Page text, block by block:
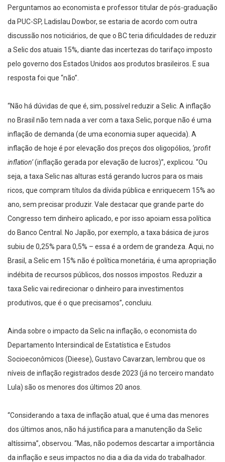
Perguntamos ao economista e professor titular de pós-graduação
da PUC-SP, Ladislau Dowbor, se estaria de acordo com outra
discussão nos noticiários, de que o BC teria dificuldades de reduzir
a Selic dos atuais 15%, diante das incertezas do tarifaço imposto
pelo governo dos Estados Unidos aos produtos brasileiros. E sua
resposta foi que “não”.
“Não há dúvidas de que é, sim, possível reduzir a Selic. A inflação
no Brasil não tem nada a ver com a taxa Selic, porque não é uma
inflação de demanda (de uma economia super aquecida). A
inflação de hoje é por elevação dos preços dos oligopólios, ‘profit
inflation’(inflação gerada por elevação de lucros)”, explicou. “Ou
seja, a taxa Selic nas alturas está gerando lucros para os mais
ricos, que compram títulos da dívida pública e enriquecem 15% ao
ano, sem precisar produzir. Vale destacar que grande parte do
Congresso tem dinheiro aplicado, e por isso apoiam essa política
do Banco Central. No Japão, por exemplo, a taxa básica de juros
subiu de 0,25% para 0,5% – essa é a ordem de grandeza. Aqui, no
Brasil, a Selic em 15% não é política monetária, é uma apropriação
indébita de recursos públicos, dos nossos impostos. Reduzir a
taxa Selic vai redirecionar o dinheiro para investimentos
produtivos, que é o que precisamos”, concluiu.
Ainda sobre o impacto da Selic na inflação, o economista do
Departamento Intersindical de Estatística e Estudos
Socioeconômicos (Dieese), Gustavo Cavarzan, lembrou que os
níveis de inflação registrados desde 2023 (já no terceiro mandato
Lula) são os menores dos últimos 20 anos.
“Considerando a taxa de inflação atual, que é uma das menores
dos últimos anos, não há justifica para a manutenção da Selic
altíssima”, observou. “Mas, não podemos descartar a importância
da inflação e seus impactos no dia a dia da vida do trabalhador.